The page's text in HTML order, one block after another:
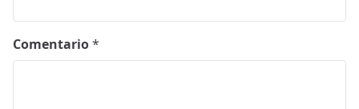
Comentario*